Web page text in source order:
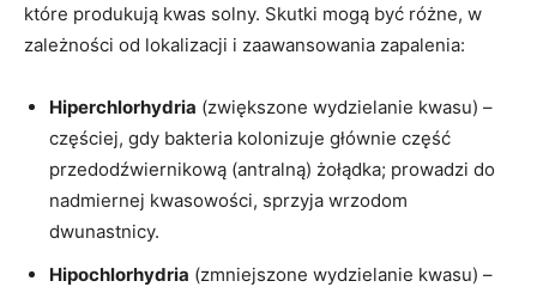
które produkują kwas solny. Skutki mogą być różne, w
zależności od lokalizacji i zaawansowania zapalenia:
Hiperchlorhydria (zwiększone wydzielanie kwasu) –
częściej, gdy bakteria kolonizuje głównie część
przedodźwiernikową (antralną) żołądka; prowadzi do
nadmiernej kwasowości, sprzyja wrzodom
dwunastnicy.
Hipochlorhydria (zmniejszone wydzielanie kwasu) –